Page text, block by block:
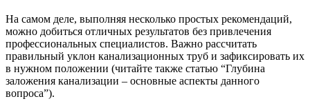
На самом деле, выполняя несколько простых рекомендаций,
можно добиться отличных результатов без привлечения
профессиональных специалистов. Важно рассчитать
правильный уклон канализационных труб и зафиксировать их
в нужном положении (читайте также статью “Глубина
заложения канализации – основные аспекты данного
вопроса”).